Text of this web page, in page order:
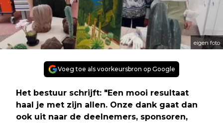
eigen foto
Voeg toe als voorkeursbron op Google
Het bestuur schrijft: "Een mooi resultaat
haal je met zijn allen. Onze dank gaat dan
ook uit naar de deelnemers, sponsoren,